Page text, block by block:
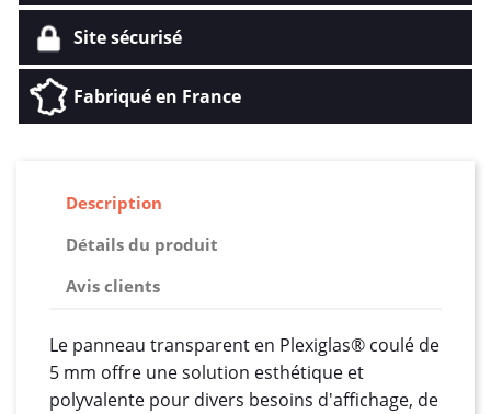
Site sécurisé
Fabriqué en France
Description
Détails du produit
Avis clients
Le panneau transparent en Plexiglas® coulé de
5 mm offre une solution esthétique et
polyvalente pour divers besoins d'affichage, de